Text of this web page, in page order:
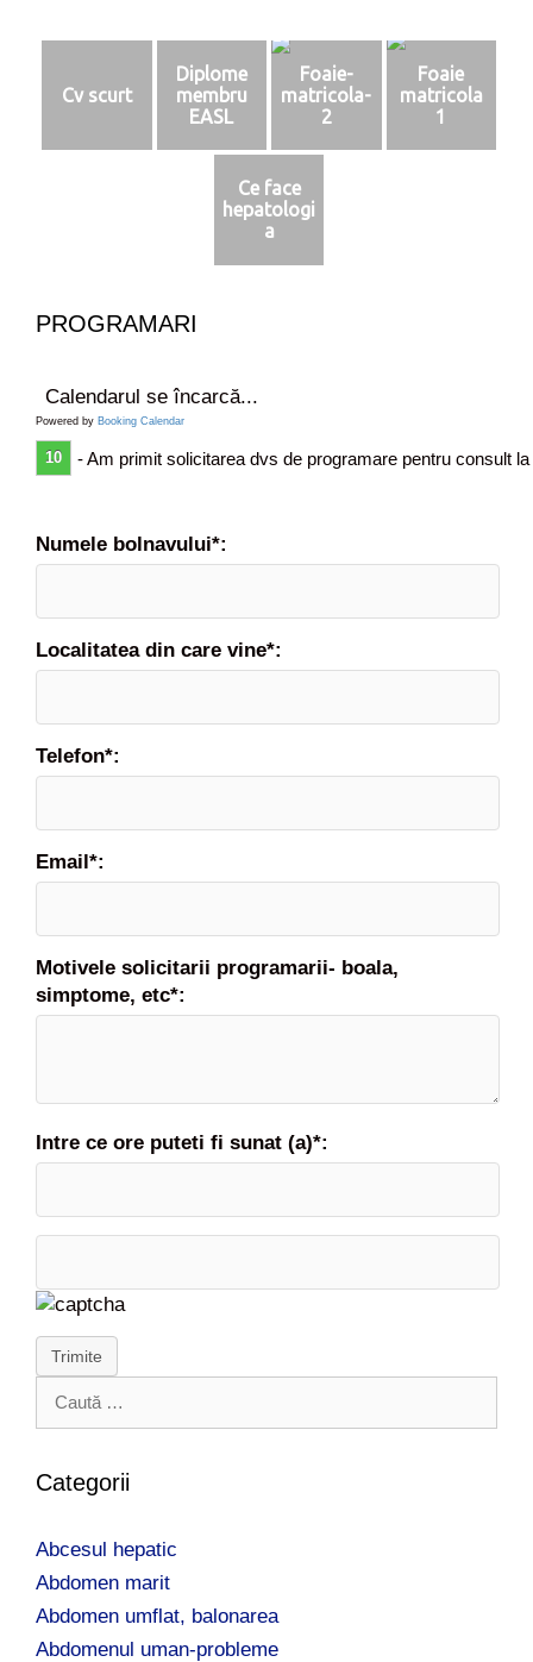
c
o
l
r
i
a
Cv scurt
Diplome
membru
EASL
Foaie-
matricola-
2
Foaie
matricola
1
Ce face
hepatologi
a
PROGRAMARI
Calendarul se încarcă...
Powered by Booking Calendar
10 - Am primit solicitarea dvs de programare pentru consult
Numele bolnavului*:
Localitatea din care vine*:
Telefon*:
Email*:
Motivele solicitarii programarii- boala,
simptome, etc*:
Intre ce ore puteti fi sunat (a)*:
Trimite
t
u
p
ă
Categorii
Abcesul hepatic
Abdomen marit
Abdomen umflat, balonarea
Abdomenul uman-probleme